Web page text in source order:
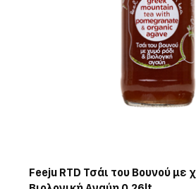
Feeju RTD Τσάι του Βουνού με